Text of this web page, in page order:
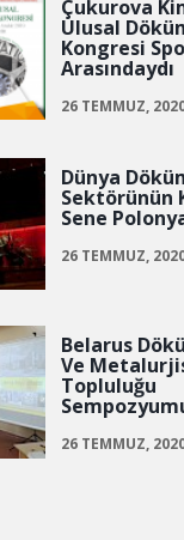
Çukurova
Ulusal
Kongresi
Arasındaydı
26 TEMMUZ,
Dünya
Sektörünün
Sene
26 TEMMUZ,
Belarus
Ve
Topluluğu
26 TEMMUZ,